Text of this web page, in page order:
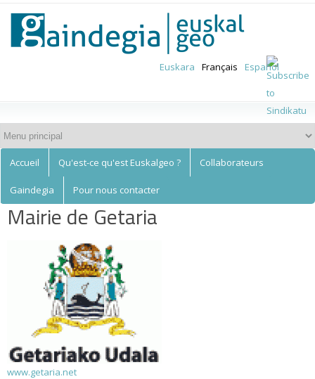
contenu
principal
Euskalgeo
Euskara Français Español
Accueil Qu'est-ce qu'est Euskalgeo ? Collaborateurs
Gaindegia Pour nous contacter
Mairie de Getaria
www.getaria.net